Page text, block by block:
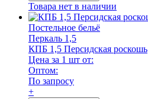
Товара нет в наличии
Постельное бельё
Перкаль 1,5
КПБ 1,5 Персидская роскошь
Цена за 1 шт от:
Оптом:
По запросу
+